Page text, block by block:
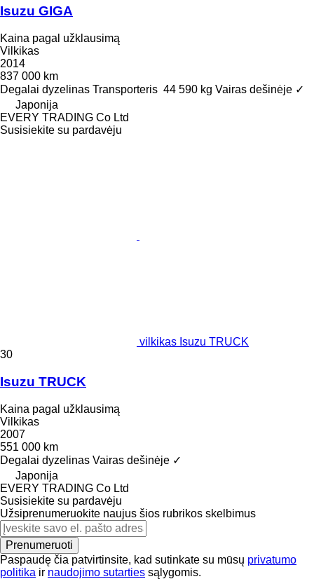
Isuzu GIGA
Kaina pagal užklausimą
Vilkikas
2014
837 000 km
Degalai dyzelinas Transporteris 44 590 kg Vairas dešinėje ✓
Japonija
EVERY TRADING Co Ltd
Susisiekite su pardavėju
vilkikas Isuzu TRUCK
30
Isuzu TRUCK
Kaina pagal užklausimą
Vilkikas
2007
551 000 km
Degalai dyzelinas Vairas dešinėje ✓
Japonija
EVERY TRADING Co Ltd
Susisiekite su pardavėju
Užsiprenumeruokite naujus šios rubrikos skelbimus
Prenumeruoti
Paspaudę čia patvirtinsite, kad sutinkate su mūsų privatumo
politika ir naudojimo sutarties sąlygomis.